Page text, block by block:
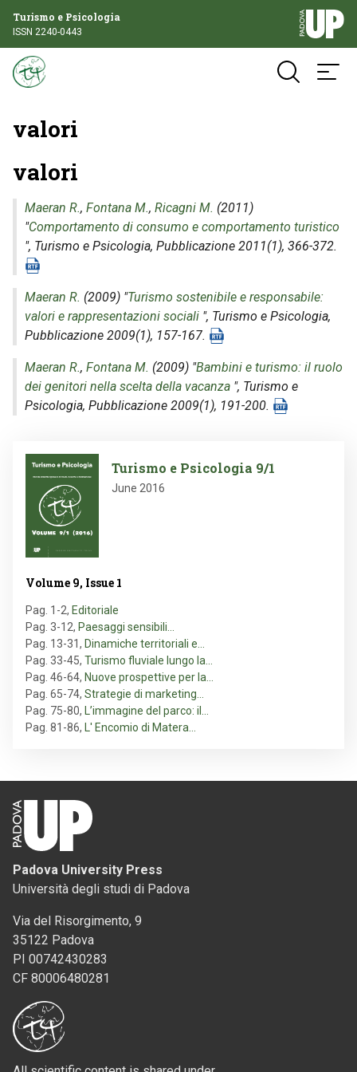
Turismo e Psicologia
ISSN 2240-0443
valori
valori
Maeran R., Fontana M., Ricagni M. (2011)
"Comportamento di consumo e comportamento turistico
", Turismo e Psicologia, Pubblicazione 2011(1), 366-372.
Maeran R. (2009) "Turismo sostenibile e responsabile:
valori e rappresentazioni sociali ", Turismo e Psicologia,
Pubblicazione 2009(1), 157-167.
Maeran R., Fontana M. (2009) "Bambini e turismo: il ruolo
dei genitori nella scelta della vacanza ", Turismo e
Psicologia, Pubblicazione 2009(1), 191-200.
Image
Turismo e Psicologia 9/1
June 2016
Volume 9, Issue 1
Pag. 1-2, Editoriale
Pag. 3-12, Paesaggi sensibili…
Pag. 13-31, Dinamiche territoriali e…
Pag. 33-45, Turismo fluviale lungo la…
Pag. 46-64, Nuove prospettive per la…
Pag. 65-74, Strategie di marketing…
Pag. 75-80,
L’immagine del parco: il…
Pag. 81-86, L' Encomio di Matera…
Padova University Press
Università degli studi di Padova
Via del Risorgimento, 9
35122 Padova
PI 00742430283
CF 80006480281